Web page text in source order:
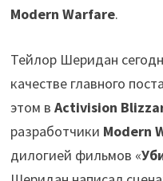
Modern Warfare.
Тейлор Шеридан
качестве главного
этом в Activision
разработчики Modern
дилогией фильмов «